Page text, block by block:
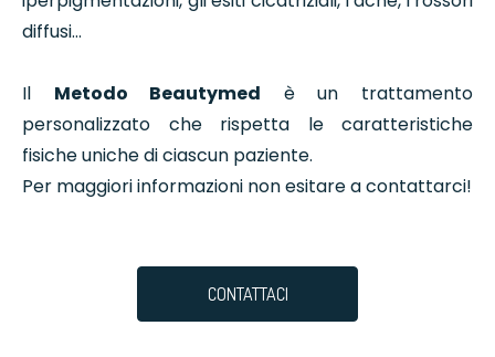
diffusi…
Il Metodo Beautymed è un trattamento
personalizzato che rispetta le caratteristiche
fisiche uniche di ciascun paziente.
Per maggiori informazioni non esitare a contattarci!
CONTATTACI